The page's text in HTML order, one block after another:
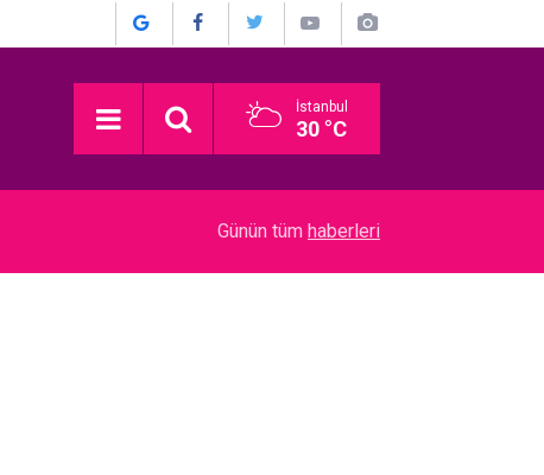
İstanbul
30 °C
Devrim Özkan... ACI GÜNÜ! HABERİ BASIN
Günün tüm haberleri